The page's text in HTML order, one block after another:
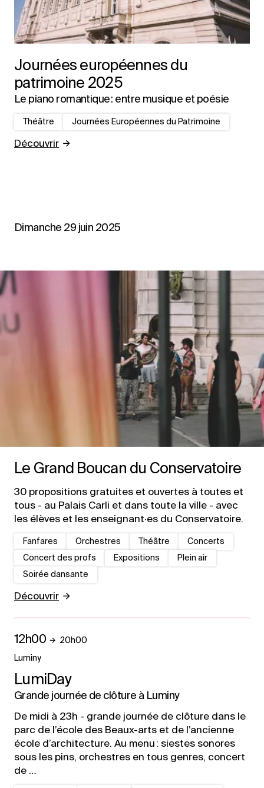
Journées européennes du
patrimoine 2025
Le piano romantique : entre musique et poésie
Théâtre Journées Européennes du Patrimoine
Découvrir
Dimanche 29 juin 2025
Le Grand Boucan du Conservatoire
30 propositions gratuites et ouvertes à toutes et
tous - au Palais Carli et dans toute la ville - avec
les élèves et les enseignant·es du Conservatoire.
Fanfares Orchestres Théâtre
Concerts
Concert des profs
Expositions
Plein air
Soirée dansante
Découvrir
LumiDay
Grande journée de clôture à Luminy
12h00 20h00
Luminy
De midi à 23h - grande journée de clôture dans le
parc de l’école des Beaux-arts et de l’ancienne
école d’architecture. Au menu : siestes sonores
sous les pins, orchestres en tous genres, concert
de …